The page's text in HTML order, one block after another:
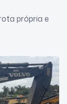
própria e